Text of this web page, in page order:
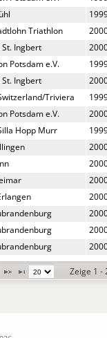
Triathlon
St. Ingbert
Potsdam e.V.
St. Ingbert
Triviera
Potsdam e.V.
Hopp Murr
Zeige 1 -